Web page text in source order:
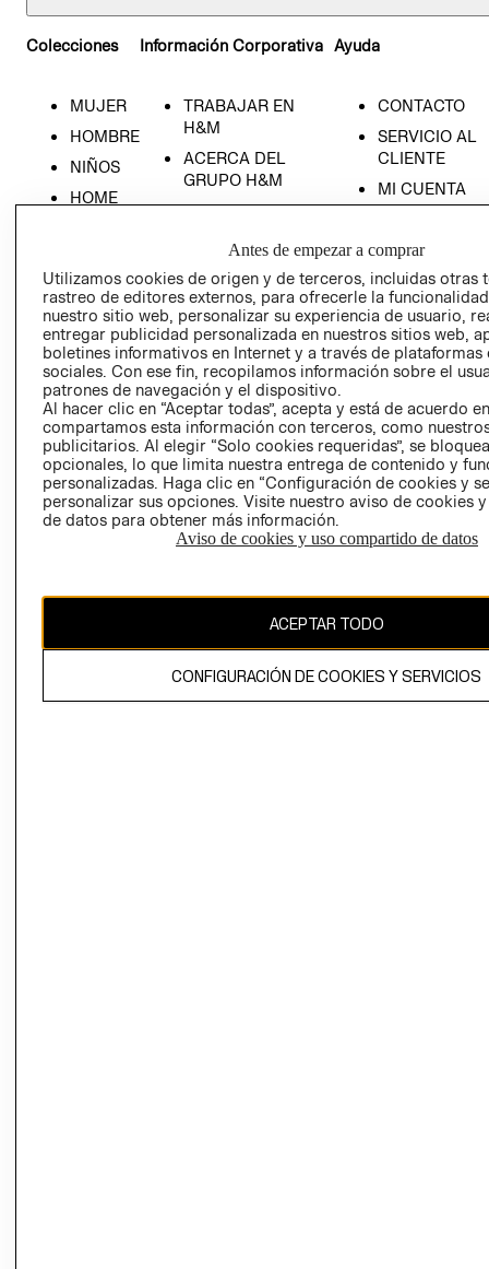
Colecciones
MUJER
HOMBRE
NIÑOS
HOME
Información Corporativa
TRABAJAR EN
H&M
ACERCA DEL
GRUPO H&M
RESPONSABILIDAD
RELACIÓN CON
INVERSIONISTAS
POLÍTICA
EMPRESARIAL
Ayuda
CONTACTO
SERVICIO AL
CLIENTE
MI CUENTA
- RETIRO EN
TIENDA
TÉRMINOS Y
CONDICIONES
AVISO DE
PRIVACIDAD
GIFT CARD
AVISO DE
COOKIES
Chile ($)
Antes de empezar a comprar
Utilizamos cookies de origen y de terceros, incluidas otras
rastreo de editores externos, para ofrecerle la
nuestro sitio web, personalizar su experiencia de usuario,
entregar publicidad personalizada en nuestros sitios web,
boletines informativos en Internet y a través de plataformas
sociales. Con ese fin, recopilamos información sobre el
patrones de navegación y el dispositivo.
Al hacer clic en “Aceptar todas”, acepta y está de acuerdo
compartamos esta información con terceros, como
publicitarios. Al elegir “Solo cookies requeridas”, se
opcionales, lo que limita nuestra entrega de contenido y
personalizadas. Haga clic en “Configuración de cookies y
personalizar sus opciones. Visite nuestro aviso de cookies
de datos para obtener más información.
Aviso de cookies y uso compartido de datos
ACEPTAR TODO
CONFIGURACIÓN DE COOKIES Y SERVICIOS